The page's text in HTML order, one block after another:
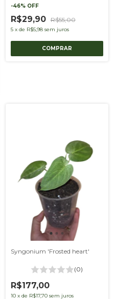
-46% OFF
R$29,90 R$55,00
5 x de R$5,98 sem juros
Syngonium 'Frosted heart'
(0)
R$177,00
10 x de R$17,70 sem juros